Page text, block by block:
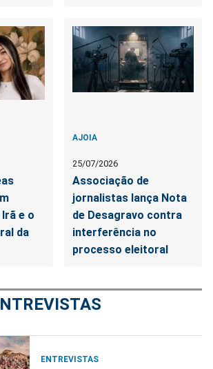
e o
da
AJOIA
25/07/2026
Associação de
jornalistas lança Nota
de Desagravo contra
interferência no
processo eleitoral
ENTREVISTAS